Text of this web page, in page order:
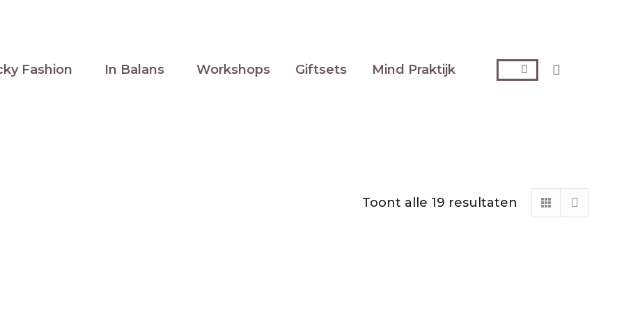
Fashion In Balans Workshops Giftsets Mind Praktijk Zoeken:
Toont alle 19 resultaten Gesorteerd
op